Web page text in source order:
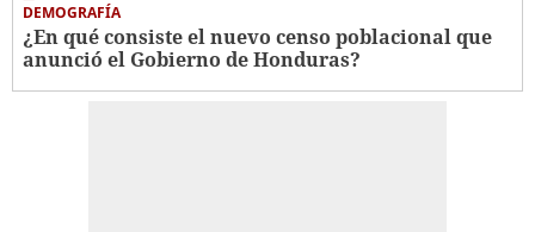
DEMOGRAFÍA
¿En qué consiste el nuevo censo poblacional que
anunció el Gobierno de Honduras?